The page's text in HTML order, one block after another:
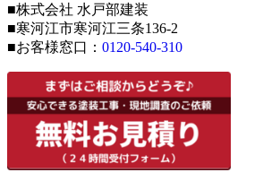
■株式会社 水戸部建装
■寒河江市寒河江三条136-2
■お客様窓口： 0120-540-310